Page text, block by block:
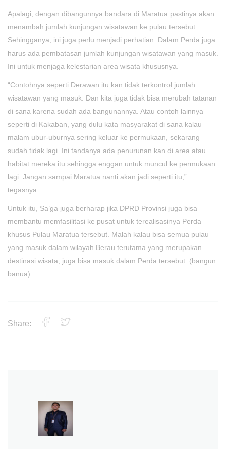
Apalagi, dengan dibangunnya bandara di Maratua pastinya akan
menambah jumlah kunjungan wisatawan ke pulau tersebut.
Sehingganya, ini juga perlu menjadi perhatian. Dalam Perda juga
harus ada pembatasan jumlah kunjungan wisatawan yang masuk.
Ini untuk menjaga kelestarian area wisata khususnya.
“Contohnya seperti Derawan itu kan tidak terkontrol jumlah
wisatawan yang masuk. Dan kita juga tidak bisa merubah tatanan
di sana karena sudah ada bangunannya. Atau contoh lainnya
seperti di Kakaban, yang dulu kata masyarakat di sana kalau
malam ubur-uburnya sering keluar ke permukaan, sekarang
sudah tidak lagi. Ini tandanya ada penurunan kan di area atau
habitat mereka itu sehingga enggan untuk muncul ke permukaan
lagi. Jangan sampai Maratua nanti akan jadi seperti itu,”
tegasnya.
Untuk itu, Sa’ga juga berharap jika DPRD Provinsi juga bisa
membantu memfasilitasi ke pusat untuk terealisasinya Perda
khusus Pulau Maratua tersebut. Malah kalau bisa semua pulau
yang masuk dalam wilayah Berau terutama yang merupakan
destinasi wisata, juga bisa masuk dalam Perda tersebut. (bangun
banua)
Share: